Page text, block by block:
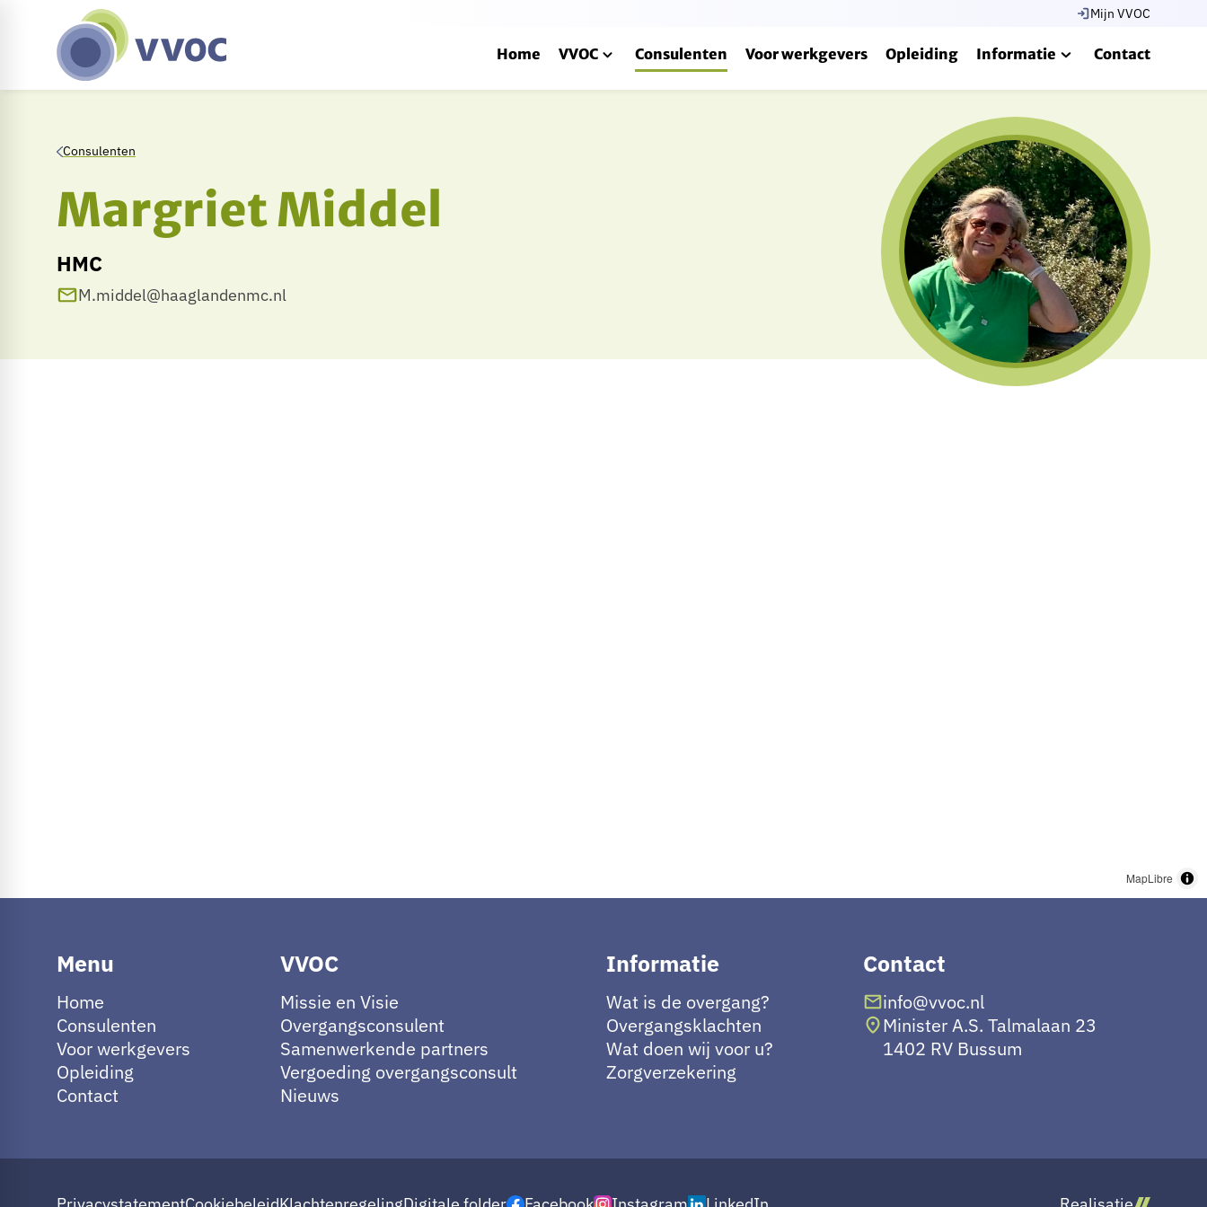
Home VVOC Consulenten Voor werkgevers Opleiding Informatie Contact
Mijn VVOC
Consulenten
Margriet Middel
HMC
M.middel@haaglandenmc.nl
MapLibre
Menu
Home
Consulenten
Voor werkgevers
Opleiding
Contact
VVOC
Missie en Visie
Overgangsconsulent
Samenwerkende partners
Vergoeding overgangsconsult
Nieuws
Informatie
Wat is de overgang?
Overgangsklachten
Wat doen wij voor u?
Zorgverzekering
Contact
info@vvoc.nl
Minister A.S. Talmalaan 23
1402 RV Bussum